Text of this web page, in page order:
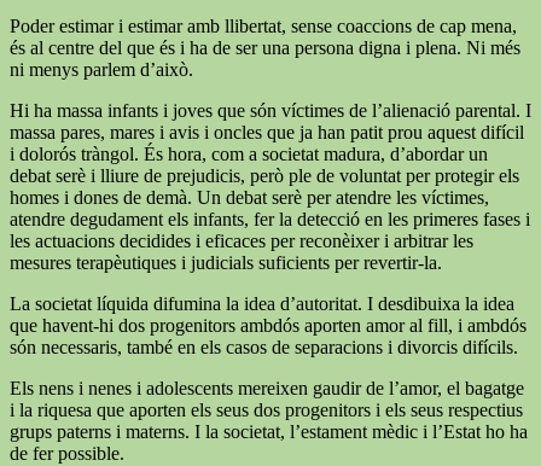
Poder estimar i estimar amb llibertat, sense coaccions de cap mena,
és al centre del que és i ha de ser una persona digna i plena. Ni més
ni menys parlem d’això.
Hi ha massa infants i joves que són víctimes de l’alienació parental. I
massa pares, mares i avis i oncles que ja han patit prou aquest difícil
i dolorós tràngol. És hora, com a societat madura, d’abordar un
debat serè i lliure de prejudicis, però ple de voluntat per protegir els
homes i dones de demà. Un debat serè per atendre les víctimes,
atendre degudament els infants, fer la detecció en les primeres fases i
les actuacions decidides i eficaces per reconèixer i arbitrar les
mesures terapèutiques i judicials suficients per revertir-la.
La societat líquida difumina la idea d’autoritat. I desdibuixa la idea
que havent-hi dos progenitors ambdós aporten amor al fill, i ambdós
són necessaris, també en els casos de separacions i divorcis difícils.
Els nens i nenes i adolescents mereixen gaudir de l’amor, el bagatge
i la riquesa que aporten els seus dos progenitors i els seus respectius
grups paterns i materns. I la societat, l’estament mèdic i l’Estat ho ha
de fer possible.